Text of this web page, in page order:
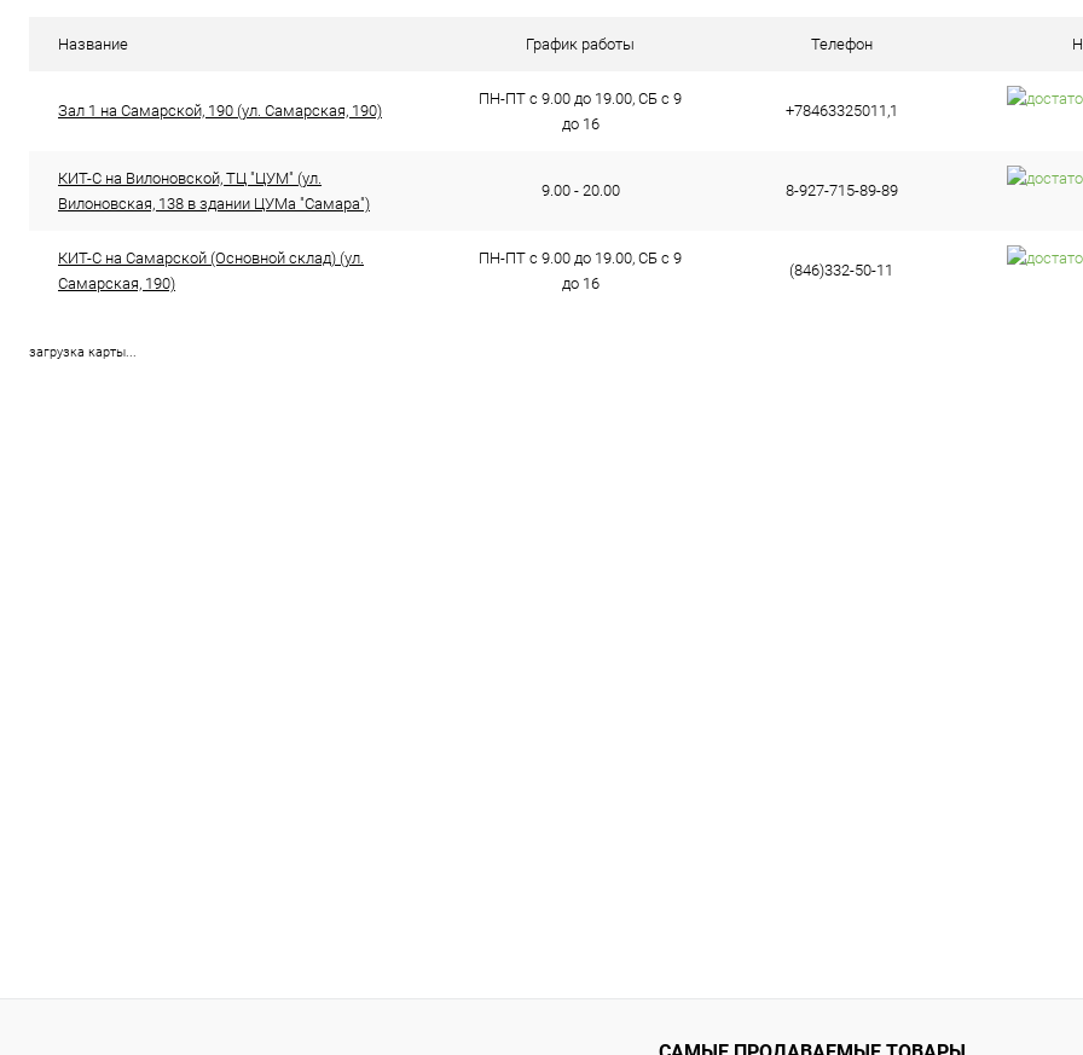
Название График работы Телефон
Зал 1 на Самарской, 190 (ул. Самарская, 190)
ПН-ПТ с 9.00 до 19.00, СБ с 9
до 16
+78463325011,1
КИТ-С на Вилоновской, ТЦ "ЦУМ" (ул.
Вилоновская, 138 в здании ЦУМа "Самара")
9.00 - 20.00 8-927-715-89-89
КИТ-С на Самарской (Основной склад) (ул.
Самарская, 190)
ПН-ПТ с 9.00 до 19.00, СБ с 9
до 16
(846)332-50-11
загрузка карты...